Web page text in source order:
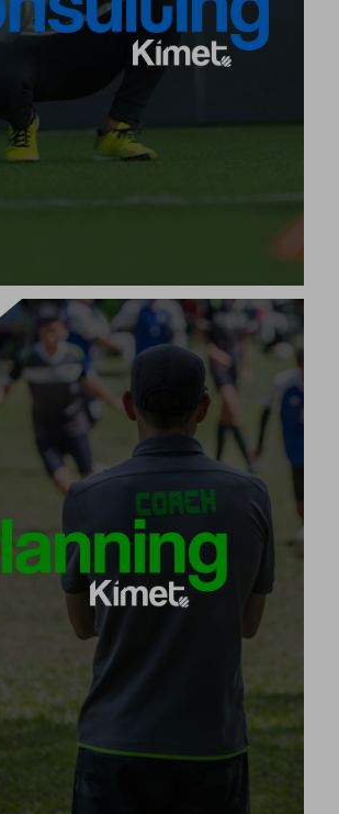
методологията Kimet.
В елитни клубове или организации
методологията на всяка единица
основани на персонализирани проекти.
ПЛАНИРАЙТЕ ТАЛАНТА СИ
Планирането Kimet е
интелигентен
софтуер
планира сезона на вашия отбор.
Планирайте само в 5 стъпки
с техните съдържания и упражнения,
адаптирани към възрастта и нивото.
Виж продукта
[+]